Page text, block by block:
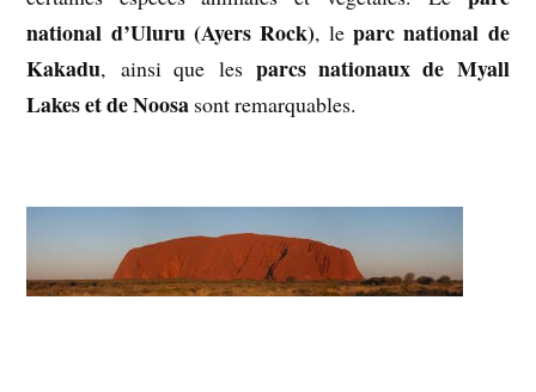
national d’Uluru (Ayers Rock), le parc national de
Kakadu, ainsi que les parcs nationaux de Myall
Lakes et de Noosa sont remarquables.